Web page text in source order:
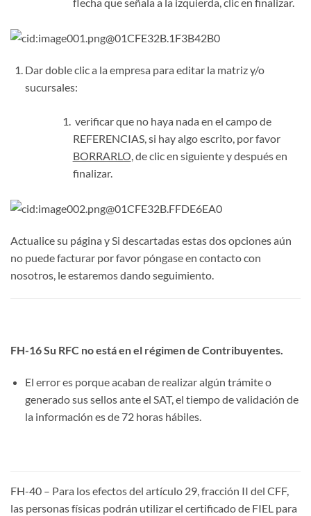
Dar doble clic a la empresa para editar la matriz y/o
sucursales:
verificar que no haya nada en el campo de
REFERENCIAS, si hay algo escrito, por favor
BORRARLO, de clic en siguiente y después en
finalizar.
Actualice su página y Si descartadas estas dos opciones aún
no puede facturar por favor póngase en contacto con
nosotros, le estaremos dando seguimiento.
FH-16 Su RFC no está en el régimen de Contribuyentes.
El error es porque acaban de realizar algún trámite o
generado sus sellos ante el SAT, el tiempo de validación de
la información es de 72 horas hábiles.
FH-40 – Para los efectos del artículo 29, fracción II del CFF,
las personas físicas podrán utilizar el certificado de FIEL para